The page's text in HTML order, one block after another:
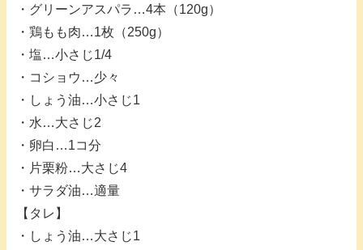
・グリーンアスパラ…4本（120g）
・鶏もも肉…1枚（250g）
・塩…小さじ1/4
・コショウ…少々
・しょう油…小さじ1
・水…大さじ2
・卵白…1コ分
・片栗粉…大さじ4
・サラダ油…適量
【タレ】
・しょう油…大さじ1